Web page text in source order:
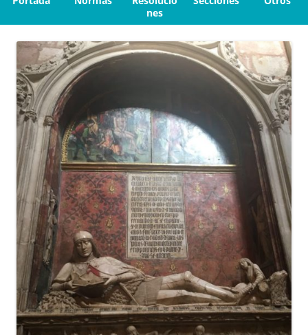
nes